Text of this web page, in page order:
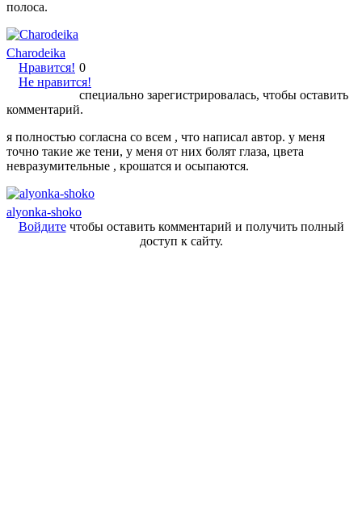
полоса.
Charodeika
Нравится!
Не нравится!
0
специально зарегистрировалась, чтобы оставить
комментарий.
я полностью согласна со всем , что написал автор. у меня
точно такие же тени, у меня от них болят глаза, цвета
невразумительные , крошатся и осыпаются.
alyonka-shoko
Войдитечтобы оставить комментарий и получить полный
доступ к сайту.